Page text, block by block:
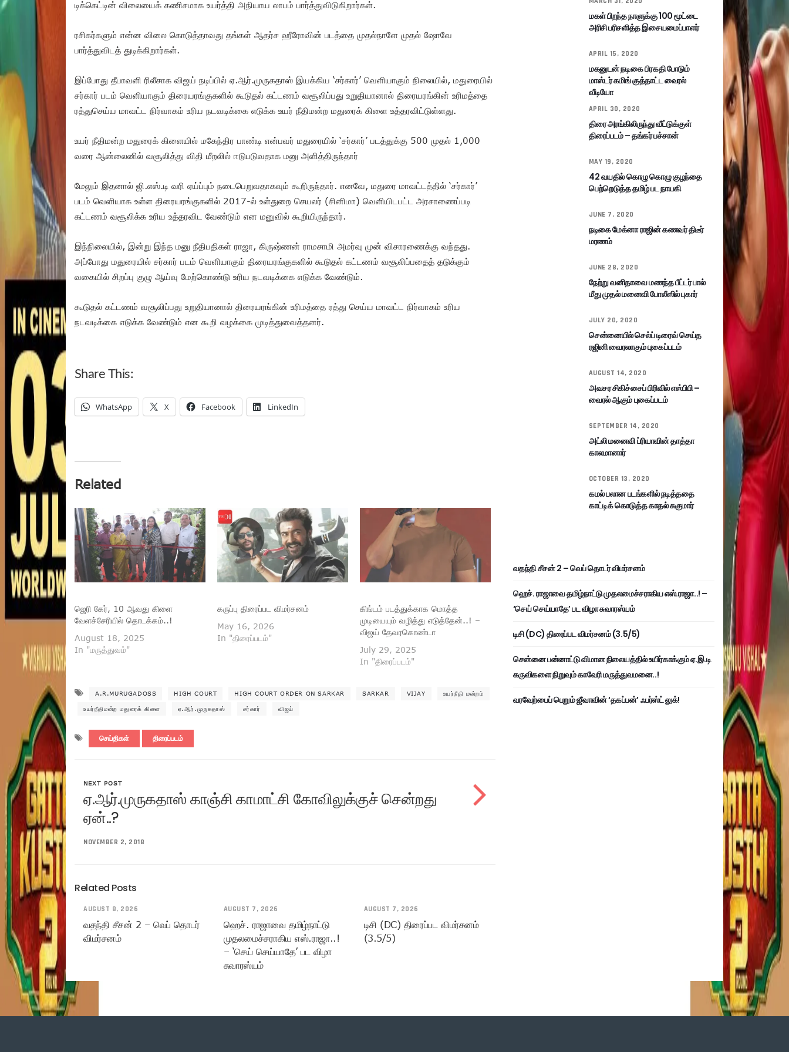
டிக்கெட்டின் விலையைக் கணிசமாக உயர்த்தி அநியாய லாபம் பார்த்துவிடுகிறார்கள்.
ரசிகர்களும் என்ன விலை கொடுத்தாவது தங்கள் ஆதர்ச ஹீரோவின் படத்தை முதல்நாளே முதல் ஷோவே
பார்த்துவிடத் துடிக்கிறார்கள்.
இப்போது தீபாவளி ரிலீசாக விஜய் நடிப்பில் ஏ.ஆர்.முருகதாஸ் இயக்கிய ‘சர்கார்’ வெளியாகும் நிலையில், மதுரையில்
சர்கார் படம் வெளியாகும் திரையரங்குகளில் கூடுதல் கட்டணம் வசூலிப்பது உறுதியானால் திரையரங்கின் உரிமத்தை
ரத்துசெய்ய மாவட்ட நிர்வாகம் உரிய நடவடிக்கை எடுக்க உயர் நீதிமன்ற மதுரைக் கிளை உத்தரவிட்டுள்ளது.
உயர் நீதிமன்ற மதுரைக் கிளையில் மகேந்திர பாண்டி என்பவர் மதுரையில் ‘சர்கார்’ படத்துக்கு 500 முதல் 1,000
வரை ஆன்லைனில் வசூலித்து விதி மீறலில் ஈடுபடுவதாக மனு அளித்திருந்தார்
மேலும் இதனால் ஜி.எஸ்.டி வரி ஏய்ப்பும் நடைபெறுவதாகவும் கூறிருந்தார். எனவே, மதுரை மாவட்டத்தில் ‘சர்கார்’
படம் வெளியாக உள்ள திரையரங்குகளில் 2017-ல் உள்துறை செயலர் (சினிமா) வெளியிடபட்ட அரசாணைப்படி
கட்டணம் வசூலிக்க உரிய உத்தரவிட வேண்டும் என மனுவில் கூறியிருந்தார்.
இந்நிலையில், இன்று இந்த மனு நீதிபதிகள் ராஜா, கிருஷ்ணன் ராமசாமி அமர்வு முன் விசாரணைக்கு வந்தது.
அப்போது மதுரையில் சர்கார் படம் வெளியாகும் திரையரங்குகளில் கூடுதல் கட்டணம் வசூலிப்பதைத் தடுக்கும்
வகையில் சிறப்பு குழு ஆய்வு மேற்கொண்டு உரிய நடவடிக்கை எடுக்க வேண்டும்.
கூடுதல் கட்டணம் வசூலிப்பது உறுதியானால் திரையரங்கின் உரிமத்தை ரத்து செய்ய மாவட்ட நிர்வாகம் உரிய
நடவடிக்கை எடுக்க வேண்டும் என கூறி வழக்கை முடித்துவைத்தனர்.
Share This:
WhatsApp X Facebook LinkedIn
Related
ஜெரி கேர், 10 ஆவது கிளை
வேளச்சேரியில் தொடக்கம்..!
August 18, 2025
In "மருத்துவம்"
கருப்பு திரைப்பட விமர்சனம்
May 16, 2026
In "திரைப்படம்"
கிங்டம் படத்துக்காக மொத்த
முடியையும் வழித்து எடுத்தேன்..! –
விஜய் தேவரகொண்டா
July 29, 2025
In "திரைப்படம்"
A.R.MURUGADOSS HIGH COURT HIGH COURT ORDER ON SARKAR SARKAR VIJAY உயர்நீதி மன்றம்
உயர்நீதிமன்ற மதுரைக் கிளை ஏ.ஆர்.முருகதாஸ் சர்கார் விஜய்
செய்திகள் திரைப்படம்
NEXT POST
ஏ.ஆர்.முருகதாஸ் காஞ்சி காமாட்சி கோவிலுக்குச் சென்றது
ஏன்..?
NOVEMBER 2, 2018
Related Posts
AUGUST 8, 2026
வதந்தி சீசன் 2 – வெப் தொடர்
விமர்சனம்
AUGUST 7, 2026
ஹெச். ராஜாவை தமிழ்நாட்டு
முதலமைச்சராகிய எஸ்.ராஜா..!
– ‘செய் செய்யாதே’ பட விழா
சுவாரஸ்யம்
AUGUST 7, 2026
டிசி (DC) திரைப்பட விமர்சனம்
(3.5/5)
மகள் பிறந்த நாளுக்கு 100 மூட்டை
அரிசி பரிசளித்த இசையமைப்பாளர்
APRIL 15, 2020
மகனுடன் நடிகை பிரகதி போடும்
மாஸ்டர் கமிங் குத்தாட்ட வைரல்
வீடியோ
APRIL 30, 2020
திரை அரங்கிலிருந்து வீட்டுக்குள்
திரைப்படம் – தங்கர் பச்சான்
MAY 19, 2020
42 வயதில் கொழு கொழு குழந்தை
பெற்றெடுத்த தமிழ் பட நாயகி
JUNE 7, 2020
நடிகை மேக்னா ராஜின் கணவர் திடீர்
மரணம்
JUNE 28, 2020
நேற்று வனிதாவை மணந்த பீட்டர் பால்
மீது முதல் மனைவி போலீஸில் புகார்
JULY 20, 2020
சென்னையில் செல்ப் டிரைவ் செய்த
ரஜினி வைரலாகும் புகைப்படம்
AUGUST 14, 2020
அவசர சிகிச்சைப் பிரிவில் எஸ்பிபி –
வைரல் ஆகும் புகைப்படம்
SEPTEMBER 14, 2020
அட்லி மனைவி ப்ரியாவின் தாத்தா
காலமானார்
OCTOBER 13, 2020
கமல் பலான படங்களில் நடித்ததை
காட்டிக் கொடுத்த காதல் சுகுமார்
வதந்தி சீசன் 2 – வெப் தொடர் விமர்சனம்
ஹெச். ராஜாவை தமிழ்நாட்டு முதலமைச்சராகிய எஸ்.ராஜா..! –
‘செய் செய்யாதே’ பட விழா சுவாரஸ்யம்
டிசி (DC) திரைப்பட விமர்சனம் (3.5/5)
சென்னை பன்னாட்டு விமான நிலையத்தில் உயிர்காக்கும் ஏ.இ.டி
கருவிகளை நிறுவும் காவேரி மருத்துவமனை..!
வரவேற்பைப் பெறும் ஜீவாவின் ‘தகப்பன்’ ஃபர்ஸ்ட் லுக்!